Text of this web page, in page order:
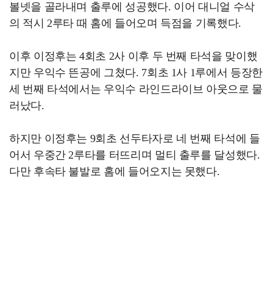
볼넷을 골라내며 출루에 성공했다. 이어 대니얼 수삭
의 적시 2루타 때 홈에 들어오며 득점을 기록했다.
이후 이정후는 4회초 2사 이후 두 번째 타석을 맞이했
지만 우익수 뜬공에 그쳤다. 7회초 1사 1루에서 등장한
세 번째 타석에서는 우익수 라인드라이브 아웃으로 물
러났다.
하지만 이정후는 9회초 선두타자로 네 번째 타석에 들
어서 우중간 2루타를 터뜨리며 멀티 출루를 달성했다.
다만 후속타 불발로 홈에 들어오지는 못했다.